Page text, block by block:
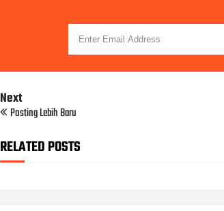
Next
Posting Lebih Baru
RELATED POSTS